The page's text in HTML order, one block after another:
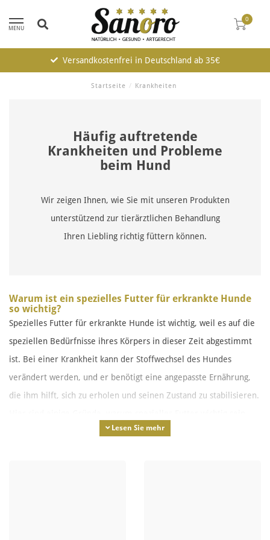
MENU
0
Versandkostenfrei in Deutschland ab 35€
Startseite / Krankheiten
Häufig auftretende
Krankheiten und Probleme
beim Hund
Wir zeigen Ihnen, wie Sie mit unseren Produkten
unterstützend zur tierärztlichen Behandlung
Ihren Liebling richtig füttern können.
Warum ist ein spezielles Futter für erkrankte Hunde
so wichtig?
Spezielles Futter für erkrankte Hunde ist wichtig, weil es auf die
speziellen Bedürfnisse ihres Körpers in dieser Zeit abgestimmt
ist. Bei einer Krankheit kann der Stoffwechsel des Hundes
verändert werden, und er benötigt eine angepasste Ernährung,
die ihm hilft, sich zu erholen und seinen Zustand zu stabilisieren.
Lesen Sie mehr